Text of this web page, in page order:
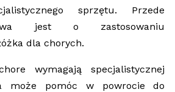
sprzętu. Przede
jest o zastosowaniu
dla chorych.
wymagają specjalistycznej
może pomóc w powrocie do